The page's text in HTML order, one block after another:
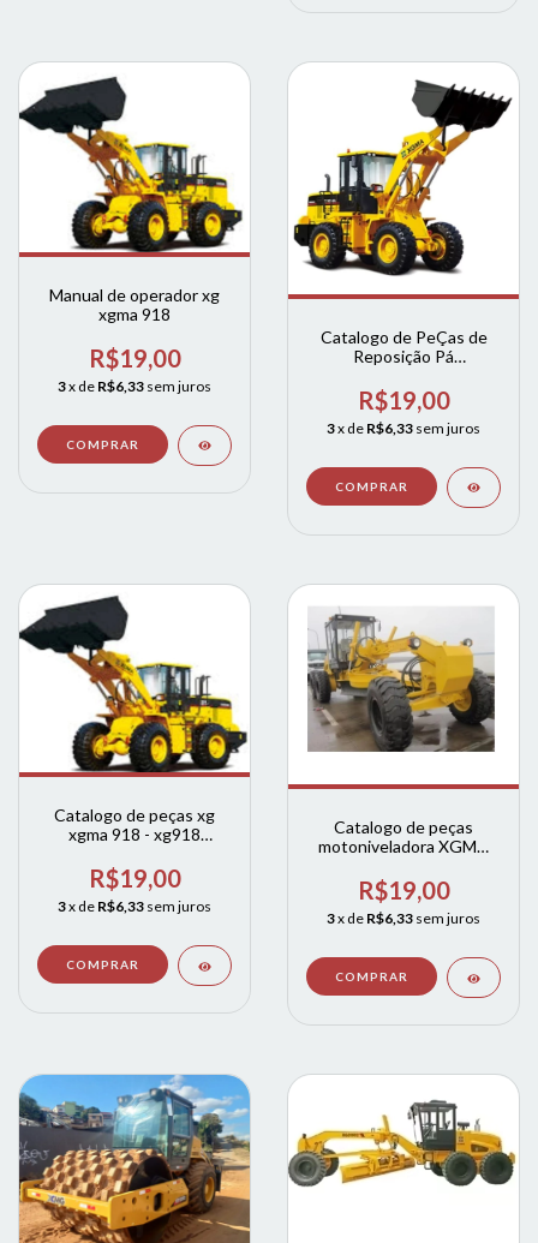
Manual de operador xg
xgma 918
R$19,00
3x de R$6,33 sem juros
Catalogo de PeÇas de
Reposição Pá
Xg935h
R$19,00
3x de R$6,33 sem juros
Catalogo de peças xg
xgma 918 - xg918
R$19,00
3x de R$6,33 sem juros
Catalogo de peças
motoniveladora XGMA
R$19,00
3x de R$6,33 sem juros